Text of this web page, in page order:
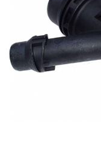
Rulment de presiune
Set ambreiaj
Volantă